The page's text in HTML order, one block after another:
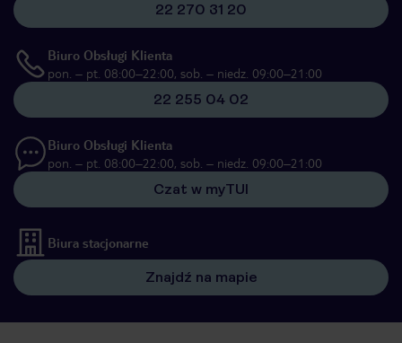
22 270 31 20
Biuro Obsługi Klienta
pon. – pt. 08:00–22:00, sob. – niedz. 09:00–21:00
22 255 04 02
Biuro Obsługi Klienta
pon. – pt. 08:00–22:00, sob. – niedz. 09:00–21:00
Czat w myTUI
Biura stacjonarne
Znajdź na mapie